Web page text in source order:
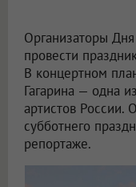
Организаторы
провести
В концертном
Гагарина — одна
артистов России.
субботнего
репортаже.